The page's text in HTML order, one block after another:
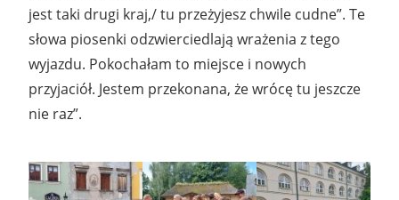
jest taki drugi kraj,/ tu przeżyjesz chwile cudne”. Te
słowa piosenki odzwierciedlają wrażenia z tego
wyjazdu. Pokochałam to miejsce i nowych
przyjaciół. Jestem przekonana, że wrócę tu jeszcze
nie raz”.